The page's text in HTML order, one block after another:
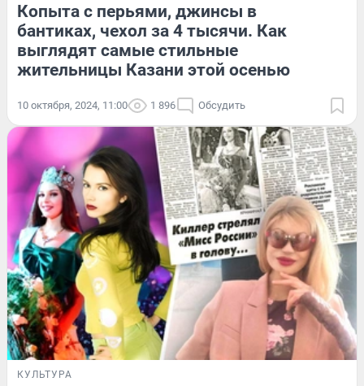
Копыта с перьями, джинсы в
бантиках, чехол за 4 тысячи. Как
выглядят самые стильные
жительницы Казани этой осенью
10 октября, 2024, 11:00 1 896 Обсудить
КУЛЬТУРА